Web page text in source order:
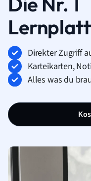
Direkter Zugriff
Karteikarten,
Alles was du